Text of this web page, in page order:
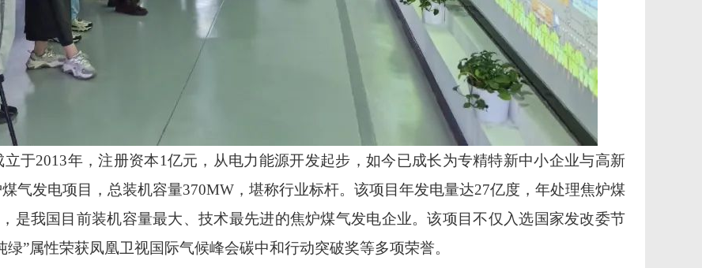
立于2013年，注册资本1亿元，从电力能源开发起步，如今已成长为专精特新中小企业与高新
气发电项目，总装机容量370MW，堪称行业标杆。该项目年发电量达27亿度，年处理焦炉煤
是我国目前装机容量最大、技术最先进的焦炉煤气发电企业。该项目不仅入选国家发改委节
”属性荣获凤凰卫视国际气候峰会碳中和行动突破奖等多项荣誉。